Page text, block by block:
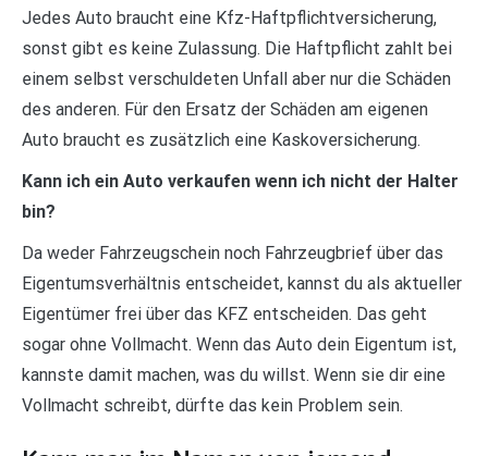
Jedes Auto braucht eine Kfz-Haftpflichtversicherung,
sonst gibt es keine Zulassung. Die Haftpflicht zahlt bei
einem selbst verschuldeten Unfall aber nur die Schäden
des anderen. Für den Ersatz der Schäden am eigenen
Auto braucht es zusätzlich eine Kaskoversicherung.
Kann ich ein Auto verkaufen wenn ich nicht der Halter
bin?
Da weder Fahrzeugschein noch Fahrzeugbrief über das
Eigentumsverhältnis entscheidet, kannst du als aktueller
Eigentümer frei über das KFZ entscheiden. Das geht
sogar ohne Vollmacht. Wenn das Auto dein Eigentum ist,
kannste damit machen, was du willst. Wenn sie dir eine
Vollmacht schreibt, dürfte das kein Problem sein.